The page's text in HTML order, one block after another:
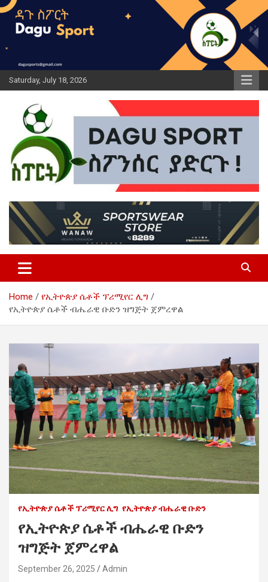
Skip
content
Saturday, July 18, 2026
ዳጉ ስፖርት
Home
የኢትዮጵያ ሴቶች ፕሪሚየር ሊግ
የኢትዮጵያ ሴቶች ብሔራዊ ቡድን ዝግጅት ጀምረዋል
የኢትዮጵያ ሴቶች ፕሪሚየር ሊግ የኢትዮጵያ ብሔራዊ ቡድን
የኢትዮጵያ ሴቶች ብሔራዊ ቡድን
ዝግጅት ጀምረዋል
September 26, 2025 Admin